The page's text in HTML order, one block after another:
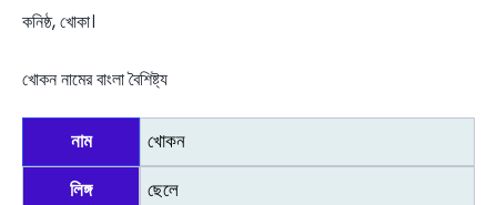
কনিষ্ঠ, খোকা।
খোকন নামের বাংলা বৈশিষ্ট্য
নাম খোকন
লিঙ্গ ছেলে